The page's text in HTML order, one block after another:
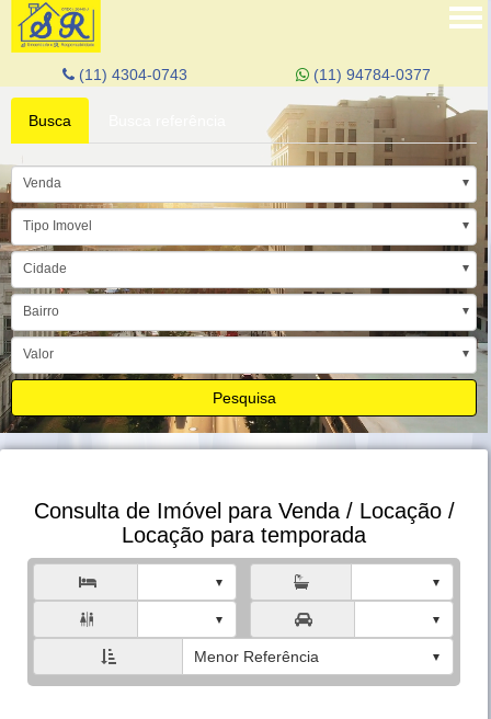
(11) 4304-0743 (11) 94784-0377
Busca
Venda
Tipo Imovel
Cidade
Bairro
Valor
Pesquisa
Consulta de Imóvel para Venda / Locação /
Locação para temporada

 
Menor Referência